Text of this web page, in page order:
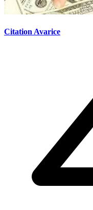
Citation Avarice